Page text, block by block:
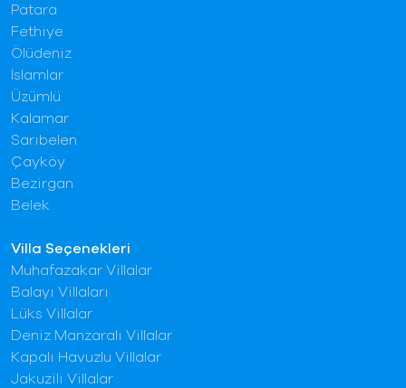
Villa Seçenekleri
Muhafazakar Villalar
Balayı Villaları
Lüks Villalar
Deniz Manzaralı Villalar
Kapalı Havuzlu Villalar
Jakuzili Villalar
Patara
Fethiye
Ölüdeniz
İslamlar
Üzümlü
Kalamar
Sarıbelen
Çayköy
Bezirgan
Belek